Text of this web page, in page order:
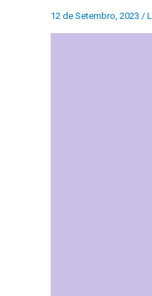
12 de Setembro, 2023 /